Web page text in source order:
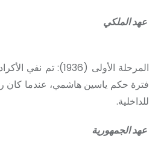
عهد الملكي
المرحلة الأولى (1936):
فترة حكم ياسين هاشمي، عندما كان
للداخلية.
عهد الجمهورية